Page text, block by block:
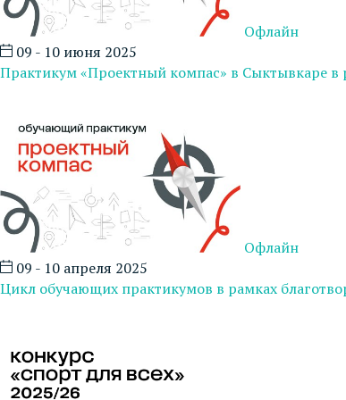
Офлайн
09 - 10 июня 2025
Практикум «Проектный компас» в Сыктывкаре в
Офлайн
09 - 10 апреля 2025
Цикл обучающих практикумов в рамках